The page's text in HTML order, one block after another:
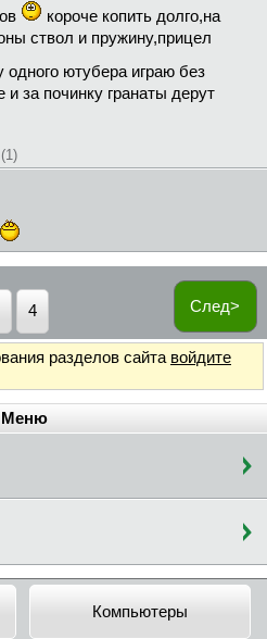
короче копить долго,на
ствол и пружину,прицел
одного ютубера играю без
и за починку гранаты дерут
След>
4
разделов сайта войдите
Меню
Компьютеры